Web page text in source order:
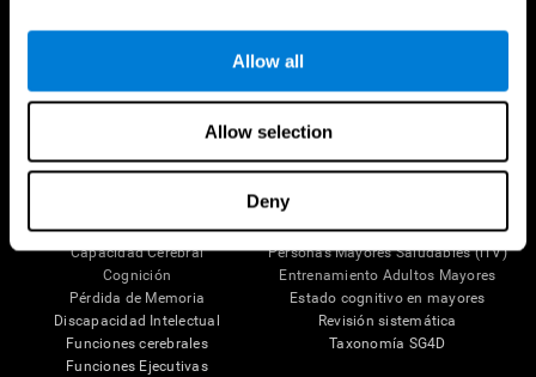
Allow all
Allow selection
Deny
Tu Cerebro
Mente y Cerebro
Plasticidad Neuronal
Capacidad Cerebral
Cognición
Pérdida de Memoria
Discapacidad Intelectual
Funciones cerebrales
Funciones Ejecutivas
Investigación
Validación de las Terapias Digitales
Juegos de Ordenador
Evaluación Holistica
Personas Mayores Saludables (iTV)
Entrenamiento Adultos Mayores
Estado cognitivo en mayores
Revisión sistemática
Taxonomía SG4D